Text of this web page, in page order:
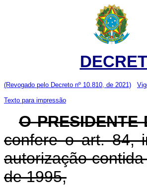
(Revogado pelo Decreto nº 10.810, de 2021)
Texto para impressão
O PRESIDENTE
confere o art. 84,
autorização
de 1995,